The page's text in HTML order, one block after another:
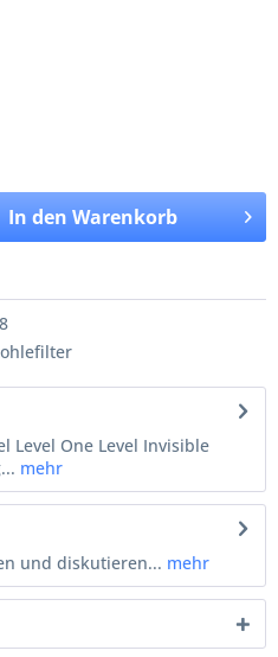
In den Warenkorb
Level One Level Invisible
mehr
und diskutieren... mehr